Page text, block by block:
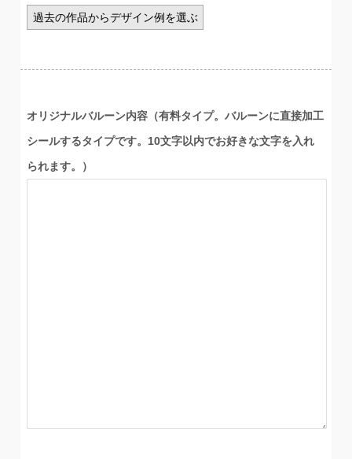
過去の作品からデザイン例を選ぶ
オリジナルバルーン内容（有料タイプ。バルーンに直接加工
シールするタイプです。10文字以内でお好きな文字を入れ
られます。）